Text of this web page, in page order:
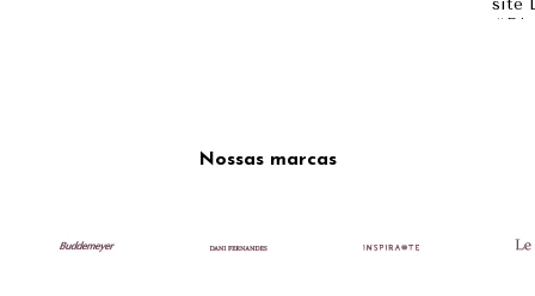
Nossas marcas